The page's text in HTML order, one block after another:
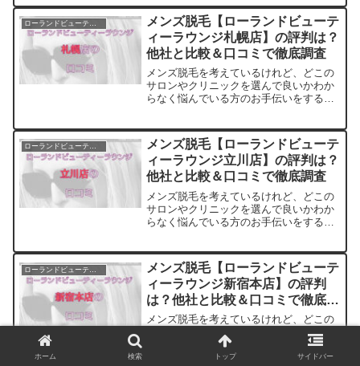
た。他のサロンやクリニックとの比較も
できます。アクセスも解説
ローランドビューティーラウンジ
メンズ脱毛【ローランドビューテ
ィーラウンジ札幌店】の評判は？
他社と比較＆口コミで徹底調査
メンズ脱毛を考えているけれど、どこの
サロンやクリニックを選んで良いかわか
らなく悩んでいる方のお手伝いをするサ
た。他のサロンやクリニックとの比較も
できます。アクセスも解説
ローランドビューティーラウンジ
メンズ脱毛【ローランドビューテ
ィーラウンジ立川店】の評判は？
他社と比較＆口コミで徹底調査
メンズ脱毛を考えているけれど、どこの
サロンやクリニックを選んで良いかわか
らなく悩んでいる方のお手伝いをするサ
た。他のサロンやクリニックとの比較も
できます。アクセスも解説
メンズ脱毛【ローランドビューテ
ィーラウンジ新宿本店】の評判
は？他社と比較＆口コミで徹底調
査
メンズ脱毛を考えているけれど、どこの
サロンやクリニックを選んで良いかわか
らなく悩んでいる方のお手伝いをするサ
イトです。料金・プランの他に実際に通
ホーム 検索 トップ サイドバー